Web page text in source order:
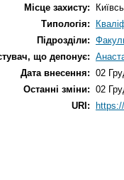
Місце захисту:
Типологія:
Підрозділи:
що депонує:
Дата внесення: 02
Останні зміни: 02
URI: